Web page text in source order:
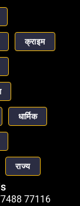
क्राइम
धार्मिक
राज्य
77116